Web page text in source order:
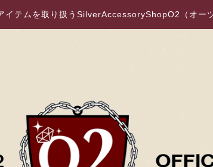
イテムを取り扱うSilverAccessoryShopO2（オー